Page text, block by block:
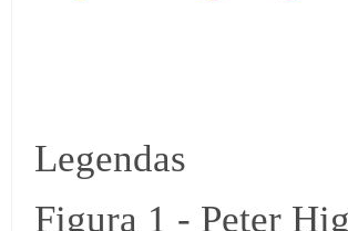
Legendas
Figura 1 - Peter